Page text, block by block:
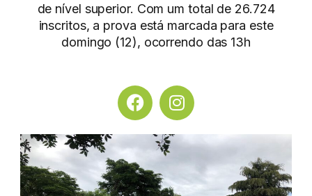
de nível superior. Com um total de 26.724
inscritos, a prova está marcada para este
domingo (12), ocorrendo das 13h